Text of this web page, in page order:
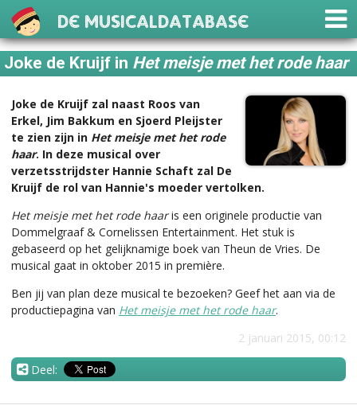
De Musicaldatabase
Joke de Kruijf in Het meisje met het rode haar
Joke de Kruijf zal naast Roos van
Erkel, Jim Bakkum en Sjoerd Pleijster
te zien zijn in Het meisje met het rode
haar. In deze musical over
verzetsstrijdster Hannie Schaft zal De
Kruijf de rol van Hannie's moeder vertolken.
Het meisje met het rode haaris een originele productie van
Dommelgraaf & Cornelissen Entertainment. Het stuk is
gebaseerd op het gelijknamige boek van Theun de Vries. De
musical gaat in oktober 2015 in première.
Ben jij van plan deze musical te bezoeken? Geef het aan via de
productiepagina van Het meisje met het rode haar.
2 januari 2015, 00:12
Deel: